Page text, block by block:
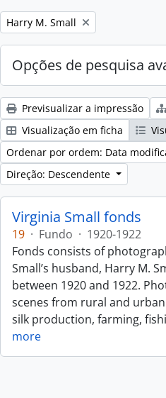
Remove filter:
Harry M. Small
Opções de pesquisa
Previsualizar a impressão
Visualização em ficha
Ordenar por ordem: Data
Direção: Descendente
Virginia Small fonds
19 · Fundo · 1920-1922
Fonds consists of
Small’s husband, Harry M.
between 1920 and 1922.
scenes from rural and
silk production, farming,
more